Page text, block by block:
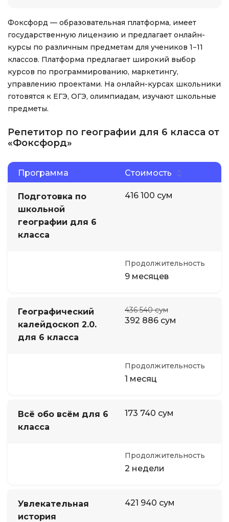
Фоксфорд — образовательная платформа, имеет
государственную лицензию и предлагает онлайн-
курсы по различным предметам для учеников 1−11
классов. Платформа предлагает широкий выбор
курсов по программированию, маркетингу,
управлению проектами. На онлайн-курсах школьники
готовятся к ЕГЭ, ОГЭ, олимпиадам, изучают школьные
предметы.
Репетитор по географии для 6 класса от
«Фоксфорд»
Программа Стоимость
Подготовка по
школьной
географии для 6
класса
416 100 сум
Продолжительность
9 месяцев
Географический
калейдоскоп 2.0.
для 6 класса
436 540 сум
392 886 сум
Продолжительность
1 месяц
Всё обо всём для 6
класса
173 740 сум
Продолжительность
2 недели
Увлекательная
история
421 940 сум